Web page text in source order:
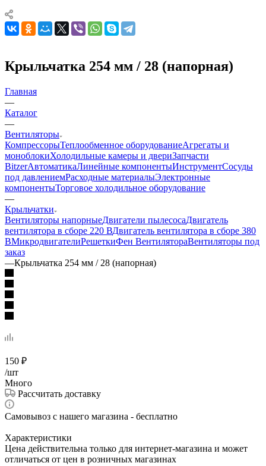
Крыльчатка 254 мм / 28 (напорная)
Главная
—
Каталог
—
Вентиляторы
КомпрессорыТеплообменное оборудованиеАгрегаты и
моноблокиХолодильные камеры и двериЗапчасти
BitzerАвтоматикаЛинейные компонентыИнструментСосуды
под давлениемРасходные материалыЭлектронные
компонентыТорговое холодильное оборудование
—
Крыльчатки
Вентиляторы напорныеДвигатели пылесосаДвигатель
вентилятора в сборе 220 ВДвигатель вентилятора в сборе 380
ВМикродвигателиРешеткиФен ВентилятораВентиляторы под
заказ
—Крыльчатка 254 мм / 28 (напорная)
150 ₽
/шт
Много
Рассчитать доставку
Самовывоз с нашего магазина - бесплатно
Характеристики
Цена действительна только для интернет-магазина и может
отличаться от цен в розничных магазинах